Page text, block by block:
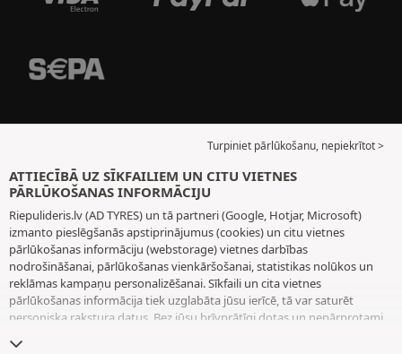
Turpiniet pārlūkošanu, nepiekrītot >
ATTIECĪBĀ UZ SĪKFAILIEM UN CITU VIETNES
PĀRLŪKOŠANAS INFORMĀCIJU
Riepulideris.lv (AD TYRES) un tā partneri (Google, Hotjar, Microsoft)
izmanto pieslēgšanās apstiprinājumus (cookies) un citu vietnes
pārlūkošanas informāciju (webstorage) vietnes darbības
nodrošināšanai, pārlūkošanas vienkāršošanai, statistikas nolūkos un
reklāmas kampaņu personalizēšanai. Sīkfaili un cita vietnes
pārlūkošanas informācija tiek uzglabāta jūsu ierīcē, tā var saturēt
personiska rakstura datus. Bez jūsu brīvprātīgi dotas un nepārprotami